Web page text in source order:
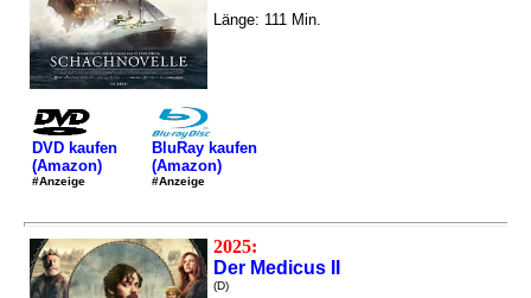
Länge: 111 Min.
DVD kaufen
(Amazon)
#Anzeige
BluRay kaufen
(Amazon)
#Anzeige
2025:
Der Medicus II
(D)